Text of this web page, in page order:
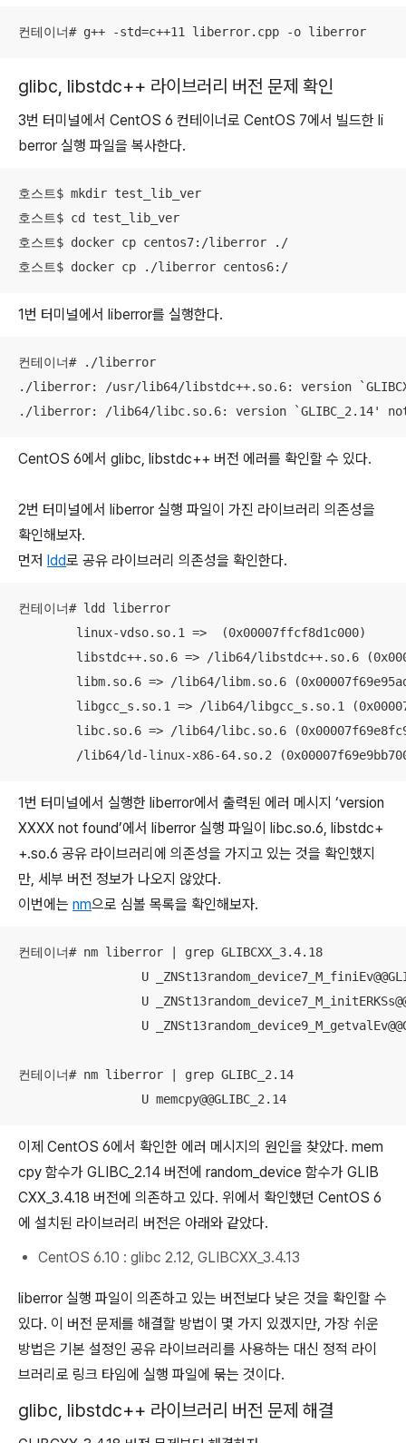
컨테이너# g++ -std=c++11 liberror.cpp -o liberror
glibc, libstdc++ 라이브러리 버전 문제 확인
3번 터미널에서 CentOS 6 컨테이너로 CentOS 7에서 빌드한 li
berror 실행 파일을 복사한다.
호스트$ mkdir test_lib_ver
호스트$ cd test_lib_ver
호스트$ docker cp centos7:/liberror ./
호스트$ docker cp ./liberror centos6:/
1번 터미널에서 liberror를 실행한다.
컨테이너# ./liberror
./liberror: /usr/lib64/libstdc++.so.6: version
./liberror: /lib64/libc.so.6: version `GLIBC_2.14'
CentOS 6에서 glibc, libstdc++ 버전 에러를 확인할 수 있다.
2번 터미널에서 liberror 실행 파일이 가진 라이브러리 의존성을
확인해보자.
먼저 ldd로 공유 라이브러리 의존성을 확인한다.
컨테이너# ldd liberror
/lib64/ld-linux-x86-64.so.2
1번 터미널에서 실행한 liberror에서 출력된 에러 메시지 ‘version
XXXX not found’에서 liberror 실행 파일이 libc.so.6, libstdc+
+.so.6 공유 라이브러리에 의존성을 가지고 있는 것을 확인했지
만, 세부 버전 정보가 나오지 않았다.
이번에는 nm으로 심볼 목록을 확인해보자.
컨테이너# nm liberror | grep GLIBCXX_3.4.18
U
U
U
컨테이너# nm liberror | grep GLIBC_2.14
U memcpy@@GLIBC_2.14
이제 CentOS 6에서 확인한 에러 메시지의 원인을 찾았다. mem
cpy 함수가 GLIBC_2.14 버전에 random_device 함수가 GLIB
CXX_3.4.18 버전에 의존하고 있다. 위에서 확인했던 CentOS 6
에 설치된 라이브러리 버전은 아래와 같았다.
CentOS 6.10 : glibc 2.12, GLIBCXX_3.4.13
liberror 실행 파일이 의존하고 있는 버전보다 낮은 것을 확인할 수
있다. 이 버전 문제를 해결할 방법이 몇 가지 있겠지만, 가장 쉬운
방법은 기본 설정인 공유 라이브러리를 사용하는 대신 정적 라이
브러리로 링크 타임에 실행 파일에 묶는 것이다.
glibc, libstdc++ 라이브러리 버전 문제 해결